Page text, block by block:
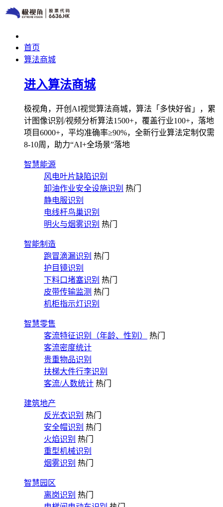
首页
算法商城
进入算法商城
极视角，开创AI视觉算法商城，算法「多快好省」，累
计图像识别/视频分析算法1500+，覆盖行业100+，落地
项目6000+，平均准确率≥90%，全新行业算法定制仅需
8-10周，助力“AI+全场景”落地
智慧能源
风电叶片缺陷识别
卸油作业安全设施识别 热门
静电服识别
电线杆鸟巢识别
明火与烟雾识别 热门
智能制造
跑冒滴漏识别 热门
护目镜识别
下料口堵塞识别 热门
皮带传输监测 热门
机柜指示灯识别
智慧零售
客流特征识别（年龄、性别）
热门
客流密度统计
贵重物品识别
扶梯大件行李识别
客流/人数统计 热门
建筑地产
反光衣识别 热门
安全帽识别 热门
火焰识别 热门
重型机械识别
烟雾识别 热门
智慧园区
离岗识别 热门